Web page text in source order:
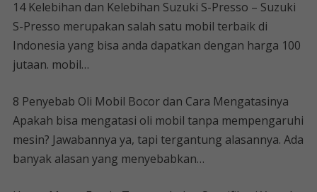
14 Kelebihan dan Kelebihan Suzuki S-Presso – Suzuki
S-Presso merupakan salah satu mobil terbaik di
Indonesia yang bisa anda dapatkan dengan harga 100
jutaan. mobil…
8 Penyebab Oli Mobil Bocor dan Cara Mengatasinya
Apakah bisa mengatasi oli mobil tanpa mempengaruhi
mesin? Jawabannya ya, tapi tergantung alasannya. Ada
banyak alasan yang menyebabkan…